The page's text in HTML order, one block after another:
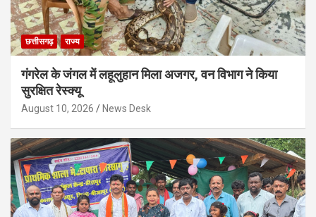
छत्तीसगढ़ राज्य
गंगरेल के जंगल में लहूलुहान मिला अजगर, वन विभाग ने किया
सुरक्षित रेस्क्यू
August 10, 2026 News Desk